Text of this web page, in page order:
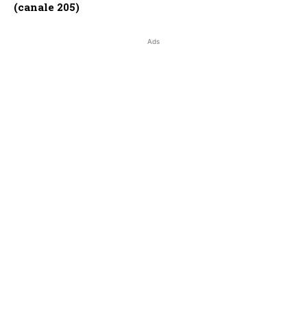
(canale 205)
Ads